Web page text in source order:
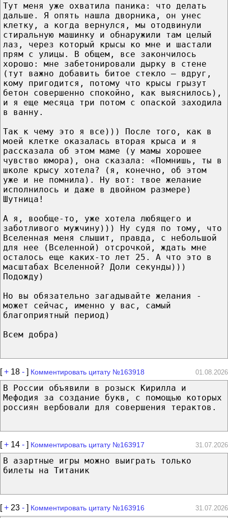
Тут меня уже охватила паника: что делать
дальше. Я опять нашла дворника, он унес
клетку, а когда вернулся, мы отодвинули
стиральную машинку и обнаружили там целый
лаз, через который крысы ко мне и шастали
прям с улицы. В общем, все закончилось
хорошо: мне забетонировали дырку в стене
(тут важно добавить битое стекло – вдруг,
кому пригодится, потому что крысы грызут
бетон совершенно спокойно, как выяснилось),
и я еще месяца три потом с опаской заходила
в ванну.
Так к чему это я все))) После того, как в
моей клетке оказалась вторая крыса и я
рассказала об этом маме (у мамы хорошее
чувство юмора), она сказала: «Помнишь, ты в
школе крысу хотела? (я, конечно, об этом
уже и не помнила). Ну вот: твое желание
исполнилось и даже в двойном размере)
Шутница!
А я, вообще-то, уже хотела любящего и
заботливого мужчину))) Ну судя по тому, что
Вселенная меня слышит, правда, с небольшой
для нее (Вселенной) отсрочкой, ждать мне
осталось еще каких-то лет 25. А что это в
масштабах Вселенной? Доли секунды)))
Подожду)
Но вы обязательно загадывайте желания -
может сейчас, именно у вас, самый
благоприятный период)
Всем добра)
[+ 18 - ] Комментировать цитату №163918 01.08.2026
В России объявили в розыск Кирилла и
Мефодия за создание букв, с помощью которых
россиян вербовали для совершения терактов.
[+ 14 - ] Комментировать цитату №163917 31.07.2026
В азартные игры можно выиграть только
билеты на Титаник
[+ 23 - ] Комментировать цитату №163916 31.07.2026